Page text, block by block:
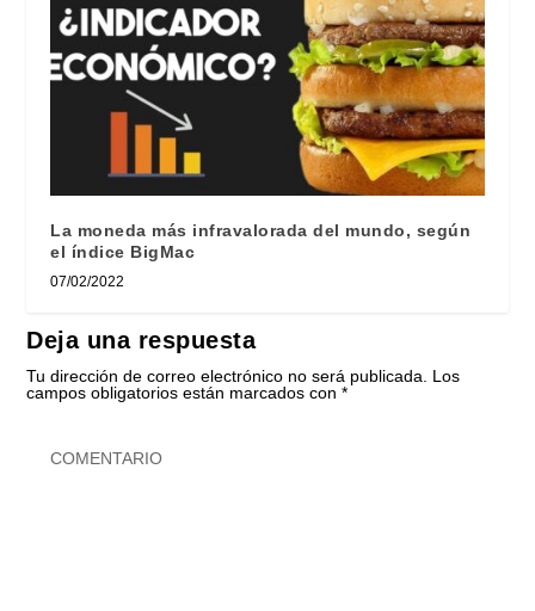
La moneda más infravalorada del mundo, según
el índice BigMac
07/02/2022
Deja una respuesta
Tu dirección de correo electrónico no será publicada. Los
campos obligatorios están marcados con*